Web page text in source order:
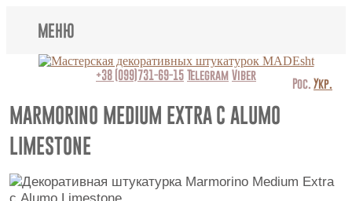
МЕНЮ
Lincrusta
Виды штукатурок
Поклейка обоев
Картины
+38 (099)731-69-15TelegramViber
MARMORINO MEDIUM EXTRA С ALUMO
LIMESTONE
Рос.Укр.